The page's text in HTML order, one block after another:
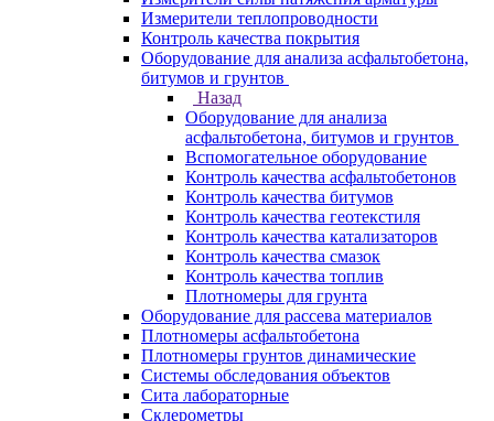
Измерители теплопроводности
Контроль качества покрытия
Оборудование для анализа асфальтобетона,
битумов и грунтов
Назад
Оборудование для анализа
асфальтобетона, битумов и грунтов
Вспомогательное оборудование
Контроль качества асфальтобетонов
Контроль качества битумов
Контроль качества геотекстиля
Контроль качества катализаторов
Контроль качества смазок
Контроль качества топлив
Плотномеры для грунта
Оборудование для рассева материалов
Плотномеры асфальтобетона
Плотномеры грунтов динамические
Системы обследования объектов
Сита лабораторные
Склерометры